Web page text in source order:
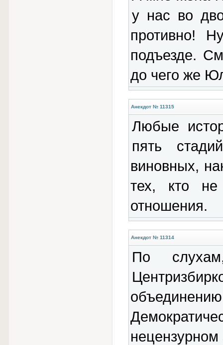
у нас во
противно!
подъезде.
до чего же
Анекдот № 11315
Любые
пять
виновных,
тех, кто
отношения.
Анекдот № 11314
По
нецензурном